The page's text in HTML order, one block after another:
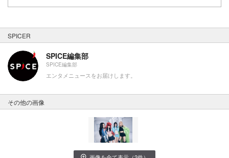
SPICER
SPICE編集部
SPICE編集部
エンタメニュースをお届けします。
その他の画像